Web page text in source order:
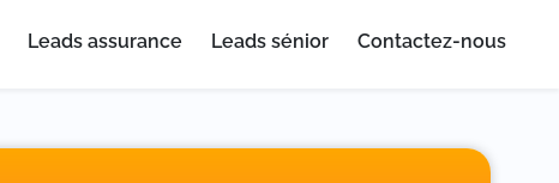
Leads assurance Leads sénior Contactez-nous